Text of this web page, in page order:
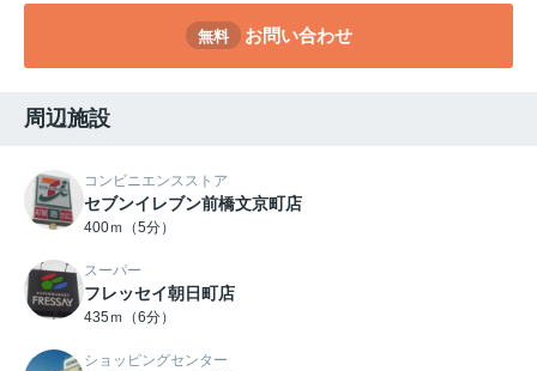
無料 お問い合わせ
周辺施設
コンビニエンスストア
セブンイレブン前橋文京町店
400ｍ（5分）
スーパー
フレッセイ朝日町店
435ｍ（6分）
ショッピングセンター